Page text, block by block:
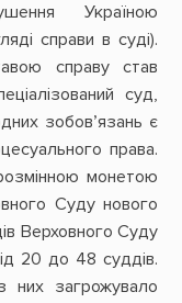
Україною
справи в суді).
справу став
суд,
зобов’язань є
права.
монетою
Суду нового
Верховного Суду
20 до 48 суддів.
загрожувало